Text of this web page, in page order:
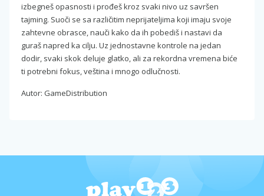
izbegneš opasnosti i prođeš kroz svaki nivo uz savršen
tajming. Suoči se sa različitim neprijateljima koji imaju svoje
zahtevne obrasce, nauči kako da ih pobediš i nastavi da
guraš napred ka cilju. Uz jednostavne kontrole na jedan
dodir, svaki skok deluje glatko, ali za rekordna vremena biće
ti potrebni fokus, veština i mnogo odlučnosti.
Autor: GameDistribution